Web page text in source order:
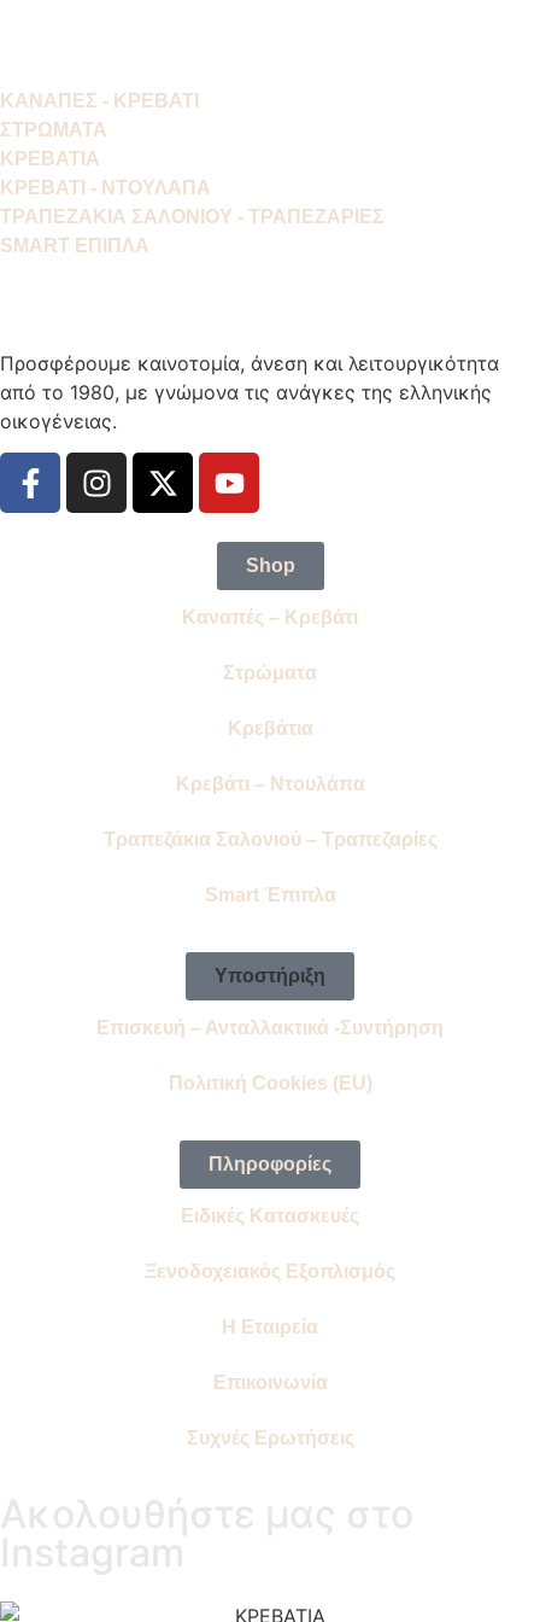
ΚΑΝΑΠΕΣ - ΚΡΕΒΑΤΙ
ΣΤΡΩΜΑΤΑ
ΚΡΕΒΑΤΙΑ
ΚΡΕΒΑΤΙ - ΝΤΟΥΛΑΠΑ
ΤΡΑΠΕΖΑΚΙΑ ΣΑΛΟΝΙΟΥ - ΤΡΑΠΕΖΑΡΙΕΣ
SMART ΕΠΙΠΛΑ
Προσφέρουμε καινοτομία, άνεση και λειτουργικότητα
από το 1980, με γνώμονα τις ανάγκες της ελληνικής
οικογένειας.
Shop
Καναπές – Κρεβάτι
Στρώματα
Κρεβάτια
Κρεβάτι – Ντουλάπα
Τραπεζάκια Σαλονιού – Τραπεζαρίες
Smart Έπιπλα
Υποστήριξη
Επισκευή – Ανταλλακτικά -Συντήρηση
Πολιτική Cookies (EU)
Πληροφορίες
Ειδικές Κατασκευές
Ξενοδοχειακός Εξοπλισμός
Η Εταιρεία
Επικοινωνία
Συχνές Ερωτήσεις
Ακολουθήστε μας στο
Instagram